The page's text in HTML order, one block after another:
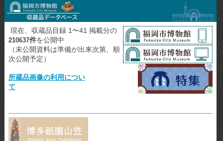
現在、収蔵品目録 1〜41 掲載分の
210637件を公開中
（未公開資料は準備が出来次第、順
次公開予定）
所蔵品画像の利用につい
て